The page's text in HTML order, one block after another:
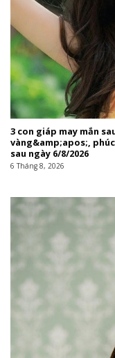
3 con giáp may mắn
vàng&amp;apos;,
sau ngày 6/8/2026
6 Tháng 8, 2026